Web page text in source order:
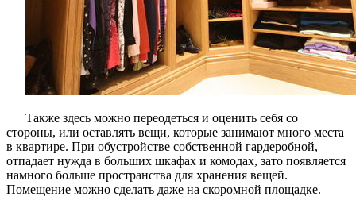
Также здесь можно переодеться и оценить себя со
стороны, или оставлять вещи, которые занимают много места
в квартире. При обустройстве собственной гардеробной,
отпадает нужда в больших шкафах и комодах, зато появляется
намного больше пространства для хранения вещей.
Помещение можно сделать даже на скоромной площадке.